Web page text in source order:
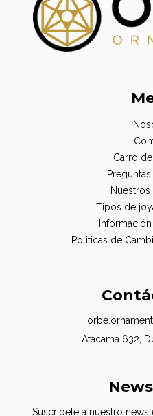
Carro
Nuestros
Tipos de
Politicas de
Atacama 632,
Suscribete a nuestro